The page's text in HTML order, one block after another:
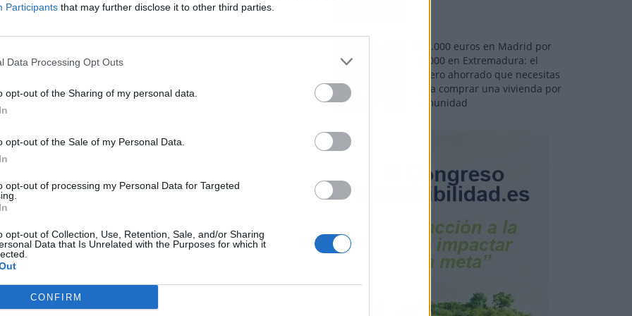
Participants that may further disclose it to other third parties.
Data Processing Opt Outs
opt-out of the Sharing of my personal data.
opt-out of the Sale of my Personal Data.
opt-out of processing my Personal Data for Targeted
opt-out of Collection, Use, Retention, Sale, and/or Sharing
Data that Is Unrelated with the Purposes for which it
CONFIRM
110.000 euros en Madrid por
31.000 en Extremadura: el
dinero ahorrado que necesitas
para comprar una vivienda por
comunidad